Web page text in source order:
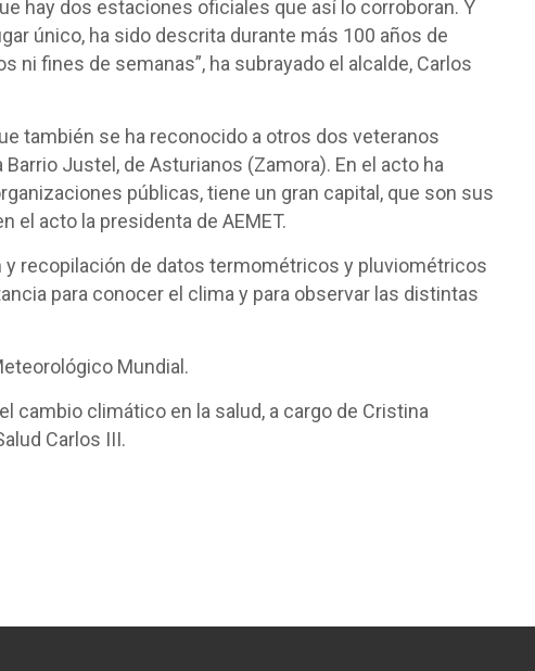
hay dos estaciones oficiales que así lo corroboran. Y
único, ha sido descrita durante más 100 años de
fines de semanas”, ha subrayado el alcalde, Carlos
también se ha reconocido a otros dos veteranos
Justel, de Asturianos (Zamora). En el acto ha
públicas, tiene un gran capital, que son sus
el acto la presidenta de AEMET.
y recopilación de datos termométricos y pluviométricos
para conocer el clima y para observar las distintas
Mundial.
cambio climático en la salud, a cargo de Cristina
Carlos III.